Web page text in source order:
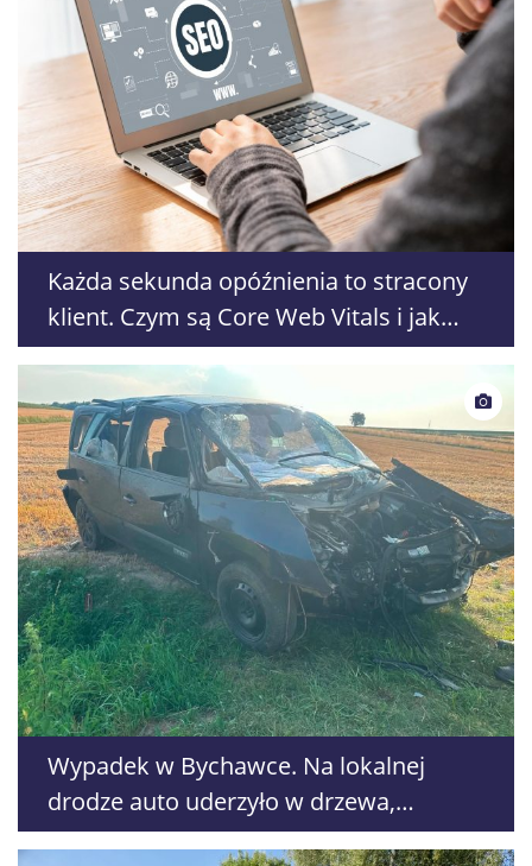
Każda sekunda opóźnienia to stracony
klient. Czym są Core Web Vitals i jak
wpływają na sprzedaż?
Wypadek w Bychawce. Na lokalnej
drodze auto uderzyło w drzewa,
kierowca się oddalił